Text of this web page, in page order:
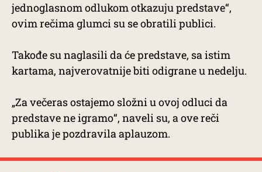
jednoglasnom odlukom otkazuju predstave“,
ovim rečima glumci su se obratili publici.
Takođe su naglasili da će predstave, sa istim
kartama, najverovatnije biti odigrane u nedelju.
„Za večeras ostajemo složni u ovoj odluci da
predstave ne igramo“, naveli su, a ove reči
publika je pozdravila aplauzom.